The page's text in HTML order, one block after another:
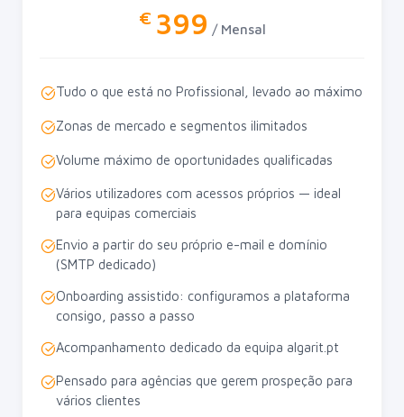
€ 399 / Mensal
Tudo o que está no Profissional, levado ao máximo
Zonas de mercado e segmentos ilimitados
Volume máximo de oportunidades qualificadas
Vários utilizadores com acessos próprios — ideal
para equipas comerciais
Envio a partir do seu próprio e-mail e domínio
(SMTP dedicado)
Onboarding assistido: configuramos a plataforma
consigo, passo a passo
Acompanhamento dedicado da equipa algarit.pt
Pensado para agências que gerem prospeção para
vários clientes